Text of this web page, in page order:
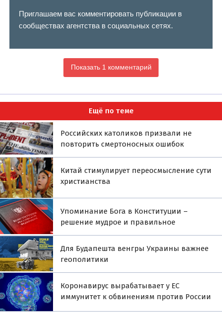
Приглашаем вас комментировать публикации в
сообществах агентства в социальных сетях.
Показать 1 комментарий
Ещё по теме
Российских католиков призвали не
повторить смертоносных ошибок
Китай стимулирует переосмысление сути
христианства
Упоминание Бога в Конституции –
решение мудрое и правильное
Для Будапешта венгры Украины важнее
геополитики
Коронавирус вырабатывает у ЕС
иммунитет к обвинениям против России